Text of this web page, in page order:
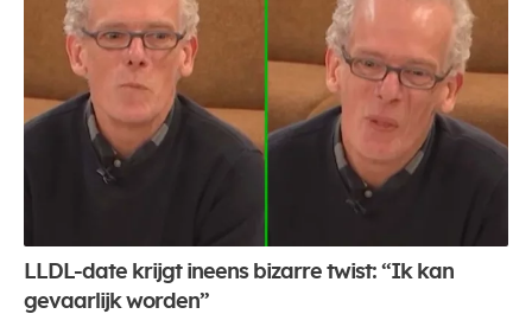
LLDL-date krijgt ineens bizarre twist: “Ik kan
gevaarlijk worden”